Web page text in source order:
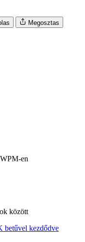
Megosztas
en
között
betűvel kezdődve